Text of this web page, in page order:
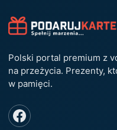
Polski portal premium z
na przeżycia. Prezenty,
w pamięci.